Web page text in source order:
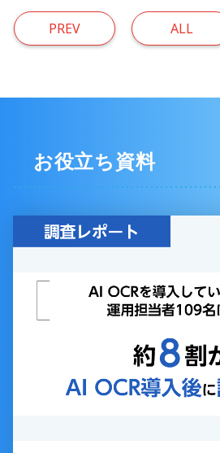
PREV ALL
お役立ち資料